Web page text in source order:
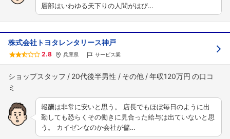
層部はいわゆる天下りの人間がはび…
株式会社トヨタレンタリース神戸
2.8 兵庫県 サービス業
ショップスタッフ 20代後半男性 その他 年収120万円
報酬は非常に安いと思う。 店長でもほぼ毎日のように出
勤しても恐らくその働きに見合った給与は出ていないと思
う。 カイゼンなのか会社が儲…